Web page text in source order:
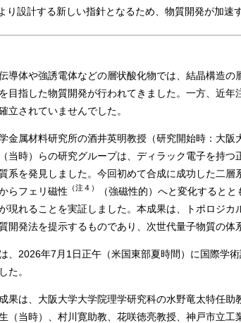
り設計する新しい指針となるため、物質開発が加速
導体や強誘電体などの層状酸化物では、結晶構造の
目指した物質開発が行われてきました。一方、近
立されていませんでした。
金属材料研究所の酒井英明教授（研究開始時：大
当時）らの研究グループは、ディラック電子を持
系を発見しました。今回初めて合成に成功した二層
らフェリ磁性 （注４）
（強磁性的）へと変化すると
現れることを実証しました。本成果は、トポロジ
開発法を提示するものであり、次世代量子物質の
、2026年7月1日正午（米国東部夏時間）に国際学
た。
果は、大阪大学大学院理学研究科の水野竜太特任
（当時）、村川寛助教、花咲徳亮教授、神戸市立